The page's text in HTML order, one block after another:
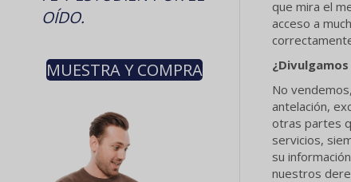
OÍDO.
MUESTRA Y COMPRA
que mira el
acceso a
No
antelación,
otras partes
servicios,
su
nuestros